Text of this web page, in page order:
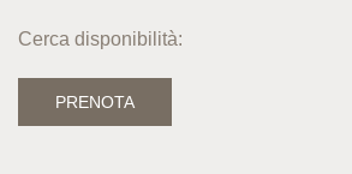
Cerca disponibilità:
PRENOTA